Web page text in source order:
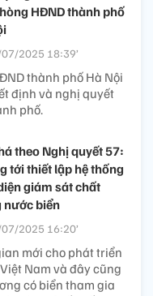
HĐND thành phố
2025 18:39’
thành phố Hà Nội
định và nghị quyết
phố.
theo Nghị quyết 57:
tới thiết lập hệ thống
giám sát chất
nước biển
2025 16:20’
mới cho phát triển
Nam và đây cũng
có biển tham gia